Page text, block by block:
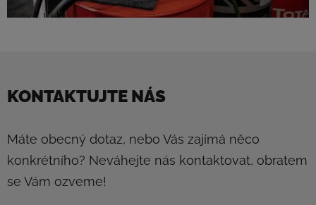
KONTAKTUJTE NÁS
Máte obecný dotaz, nebo Vás zajímá něco
konkrétního? Neváhejte nás kontaktovat, obratem
se Vám ozveme!